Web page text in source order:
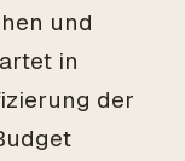
und
in
der